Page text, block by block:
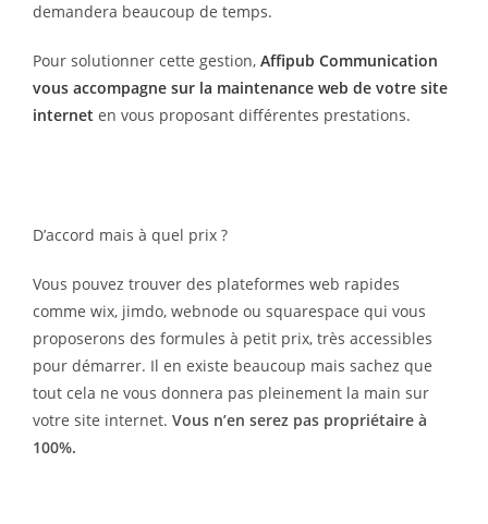
demandera beaucoup de temps.
Pour solutionner cette gestion, Affipub Communication
vous accompagne sur la maintenance web de votre site
internet en vous proposant différentes prestations.
D’accord mais à quel prix ?
Vous pouvez trouver des plateformes web rapides
comme wix, jimdo, webnode ou squarespace qui vous
proposerons des formules à petit prix, très accessibles
pour démarrer. Il en existe beaucoup mais sachez que
tout cela ne vous donnera pas pleinement la main sur
votre site internet. Vous n’en serez pas propriétaire à
100%.